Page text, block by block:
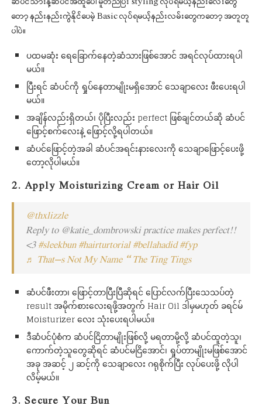
တော့ နည်းနည်းကွဲနိုင်ပေမဲ့ Basic လုပ်ရမယ့်နည်းလမ်းတွေကတော့ အတူတူ
ပါပဲ။
ပထမဆုံး ရေခြောက်နေတဲ့ဆံသားဖြစ်အောင် အရင်လုပ်ထားရပါ
မယ်။
ပြီးရင် ဆံပင်ကို ရှုပ်နေတာမျိုးမရှိအောင် သေချာလေး ဖီးပေးရပါ
မယ်။
အချိန်လည်းရှိတယ်၊ ပိုပြီးလည်း perfect ဖြစ်ချင်တယ်ဆို ဆံပင်
ဖြောင့်စက်လေးနဲ့ ဖြောင့်လို့ရပါတယ်။
ဆံပင်ဖြောင့်တဲ့အခါ ဆံပင်အရင်းနားလေးကို သေချာဖြောင့်ပေးဖို့
တော့လိုပါမယ်။
2. Apply Moisturizing Cream or Hair Oil
@thxlizzle
Reply to @katie_dombrowski practice makes perfect!!
<3#sleekbun #hairturtorial #bellahadid #fyp
♬ That’s Not My Name – The Ting Tings
ဆံပင်ဖီးတာ၊ ဖြောင့်တာပြီးပြီဆိုရင် ပြောင်လက်ပြီးသေသပ်တဲ့
result အမိုက်စားလေးရဖို့အတွက် Hair Oil ဒါမှမဟုတ် ခရင်မ်
Moisturizer လေး သုံးပေးရပါမယ်။
ဒီဆံပင်ပုံစံက ဆံပင်ငြိတာမျိုးဖြစ်လို့ မရတာမို့လို့ ဆံပင်ထူတဲ့သူ၊
ကောက်တဲ့သူတွေဆိုရင် ဆံပင်မငြိအောင်၊ ရှုပ်တာမျိုးမဖြစ်အောင်
အခု အဆင့် ၂ ဆင့်ကို သေချာလေး ဂရုစိုက်ပြီး လုပ်ပေးဖို့ လိုပါ
လိမ့်မယ်။
3. Secure Your Bun